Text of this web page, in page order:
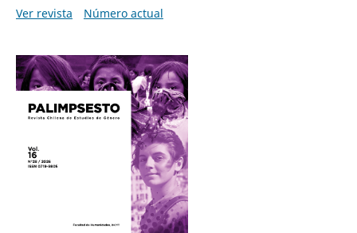
Ver revista
Número actual